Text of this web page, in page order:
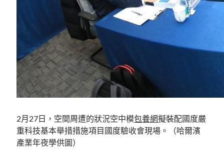
2月27日，空間周遭的狀況空中模包養網擬裝配國度嚴
重科技基本舉措措施項目國度驗收會現場。（哈爾濱
產業年夜學供圖）